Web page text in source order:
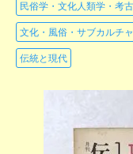
民俗学・文化人類学・考
文化・風俗・サブカルチ
伝統と現代